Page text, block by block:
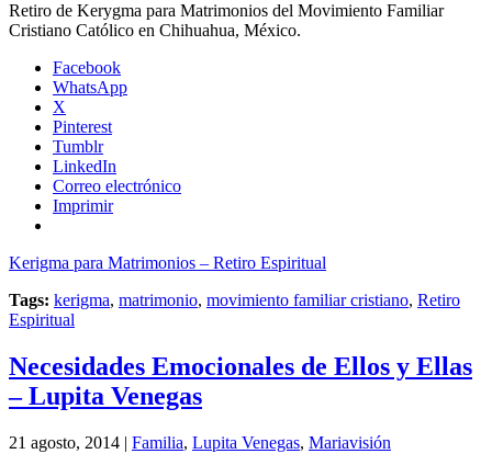
Retiro de Kerygma para Matrimonios del Movimiento Familiar
Cristiano Católico en Chihuahua, México.
Facebook
WhatsApp
X
Pinterest
Tumblr
LinkedIn
Correo electrónico
Imprimir
Kerigma para Matrimonios – Retiro Espiritual
Tags: kerigma, matrimonio, movimiento familiar cristiano, Retiro
Espiritual
Necesidades Emocionales de Ellos y Ellas
– Lupita Venegas
21 agosto, 2014 | Familia, Lupita Venegas, Mariavisión